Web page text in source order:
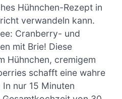
Hühnchen-Rezept in
verwandeln kann.
Cranberry- und
mit Brie! Diese
Hühnchen, cremigem
schafft eine wahre
nur 15 Minuten